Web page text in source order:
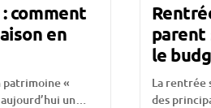
comment
en
patrimoine «
un
parent
le
La rentrée
des